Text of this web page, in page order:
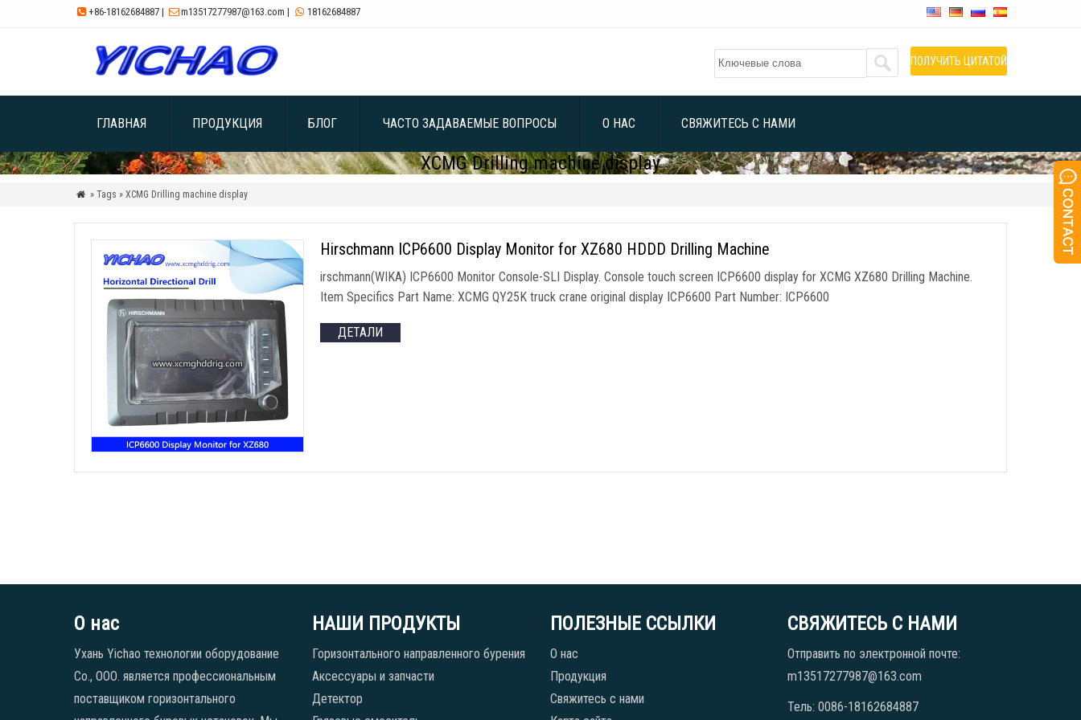
 +86-18162684887 | m13517277987@163.com |  18162684887
ПОЛУЧИТЬ ЦИТАТОЙ
ГЛАВНАЯ ПРОДУКЦИЯ БЛОГ ЧАСТО ЗАДАВАЕМЫЕ ВОПРОСЫ О НАС СВЯЖИТЕСЬ С НАМИ
XCMG Drilling machine display
 » Tags » XCMG Drilling machine display
Hirschmann ICP6600 Display Monitor for XZ680 HDDD Drilling Machine
irschmann(WIKA) ICP6600 Monitor Console-SLI Display.Console touch screen ICP6600 display for XCMG XZ680 Drilling Machine.
Item Specifics Part Name:XCMG QY25K truck crane original display ICP6600 Part Number: ICP6600
ДЕТАЛИ
О нас
Ухань Yichao технологии оборудование
Co., ООО. является профессиональным
поставщиком горизонтального
НАШИ ПРОДУКТЫ
Горизонтального направленного бурения
Аксессуары и запчасти
Детектор
ПОЛЕЗНЫЕ ССЫЛКИ
О нас
Продукция
Свяжитесь с нами
СВЯЖИТЕСЬ С НАМИ
Отправить по электронной почте:
m13517277987@163.com
Тель: 0086-18162684887